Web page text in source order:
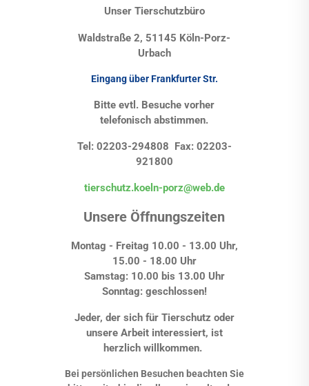
Unser Tierschutzbüro
Waldstraße 2, 51145 Köln-Porz-
Urbach
Eingang über Frankfurter Str.
Bitte evtl. Besuche vorher
telefonisch abstimmen.
Tel: 02203-294808 Fax: 02203-
921800
tierschutz.koeln-porz@web.de
Unsere Öffnungszeiten
Montag - Freitag 10.00 - 13.00 Uhr,
15.00 - 18.00 Uhr
Samstag: 10.00 bis 13.00 Uhr
Sonntag: geschlossen!
Jeder, der sich für Tierschutz oder
unsere Arbeit interessiert, ist
herzlich willkommen.
Bei persönlichen Besuchen beachten Sie